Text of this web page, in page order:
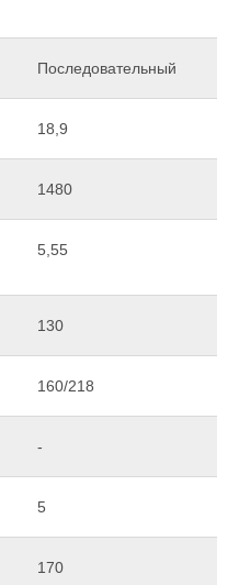
Последовательный
18,9
1480
5,55
130
160/218
-
5
170